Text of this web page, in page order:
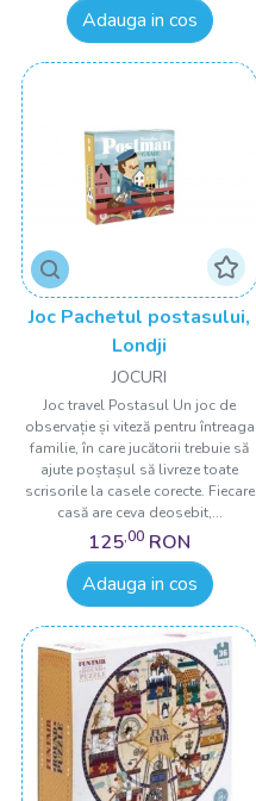
Adauga in cos
Joc Pachetul postasului,
Londji
JOCURI
Joc travel Postasul Un joc de
observație și viteză pentru întreaga
familie, în care jucătorii trebuie să
ajute poștașul să livreze toate
scrisorile la casele corecte. Fiecare
casă are ceva deosebit,...
125,00 RON
Adauga in cos